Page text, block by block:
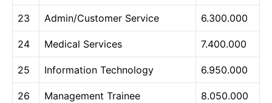
23 Admin/Customer Service 6.300.000
24 Medical Services 7.400.000
25 Information Technology 6.950.000
26 Management Trainee 8.050.000